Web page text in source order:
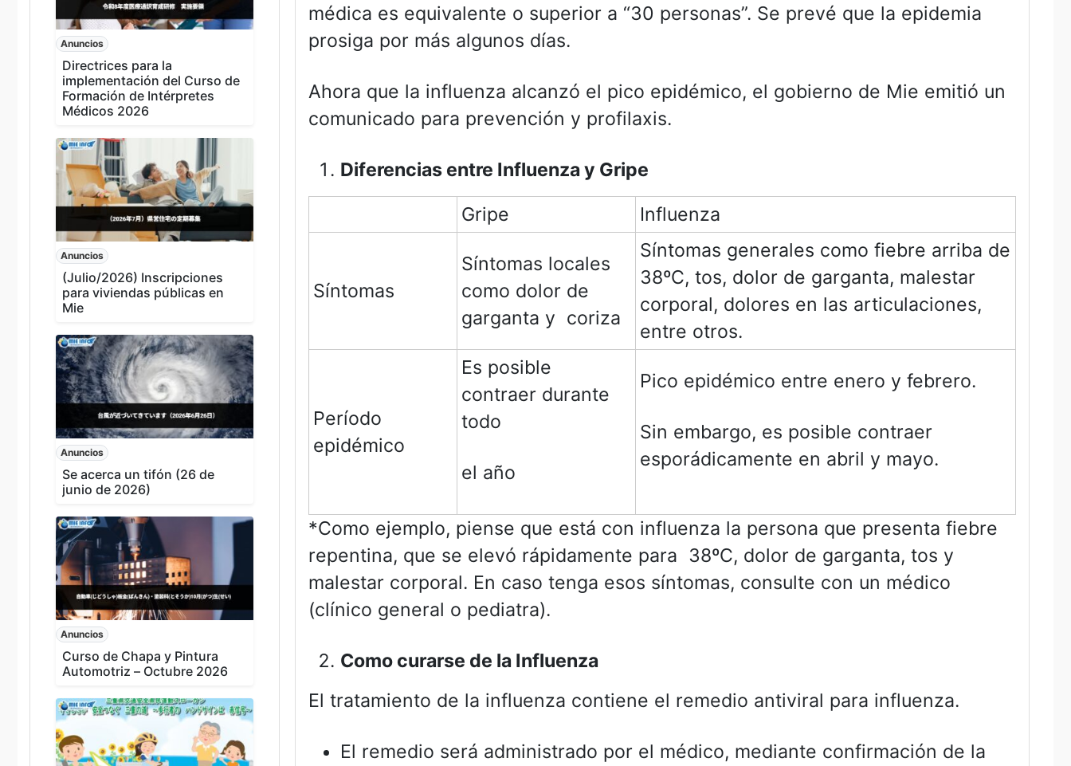
Anuncios
Directrices para la
implementación del Curso de
Formación de Intérpretes
Médicos 2026
Anuncios
(Julio/2026) Inscripciones
para viviendas públicas en
Mie
Anuncios
Se acerca un tifón (26 de
junio de 2026)
Anuncios
Curso de Chapa y Pintura
Automotriz – Octubre 2026
médica es equivalente o superior a “30 personas”. Se prevé que la epidemia
prosiga por más algunos días.
Ahora que la influenza alcanzó el pico epidémico, el gobierno de Mie emitió un
comunicado para prevención y profilaxis.
Diferencias entre Influenza y Gripe
Gripe
Influenza
Síntomas
Síntomas locales
como dolor de
garganta y coriza
Síntomas generales como fiebre arriba de
38ºC, tos, dolor de garganta, malestar
corporal, dolores en las articulaciones,
entre otros.
Período
epidémico
Es posible
contraer durante
todo
el año
Pico epidémico entre enero y febrero.
Sin embargo, es posible contraer
esporádicamente en abril y mayo.
*Como ejemplo, piense que está con influenza la persona que presenta fiebre
repentina, que se elevó rápidamente para 38ºC, dolor de garganta, tos y
malestar corporal. En caso tenga esos síntomas, consulte con un médico
(clínico general o pediatra).
Como curarse de la Influenza
El tratamiento de la influenza contiene el remedio antiviral para influenza.
El remedio será administrado por el médico, mediante confirmación de la